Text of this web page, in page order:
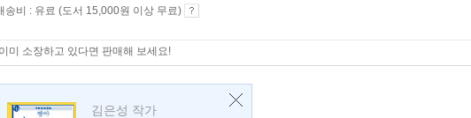
송비 : 유료 (도서 15,000원 이상 무료)
이미 소장하고 있다면 판매해 보세요!
김은성 작가